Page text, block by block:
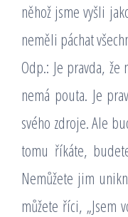
něhož jsme vyšli
neměli páchat
Odp.: Je pravda, že
nemá pouta. Je
svého zdroje. Ale
tomu říkáte,
Nemůžete jim
můžete říci, „Jsem